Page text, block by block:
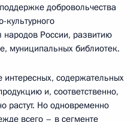
добровольчества
культурного
народов России, развитию
муниципальных библиотек.
интересных, содержательных
и, соответственно,
растут. Но одновременно
всего – в сегменте